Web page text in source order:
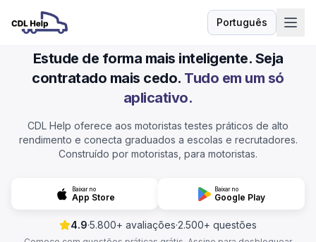
Português
Idioma
Estude de forma mais inteligente. Seja
contratado mais cedo. Tudo em um só
aplicativo.
CDL Help oferece aos motoristas testes práticos de alto
rendimento e conecta graduados a escolas e recrutadores.
Construído por motoristas, para motoristas.
Baixar no
App Store
Baixar no
Google Play
4.9·5.800+ avaliações·2.500+ questões